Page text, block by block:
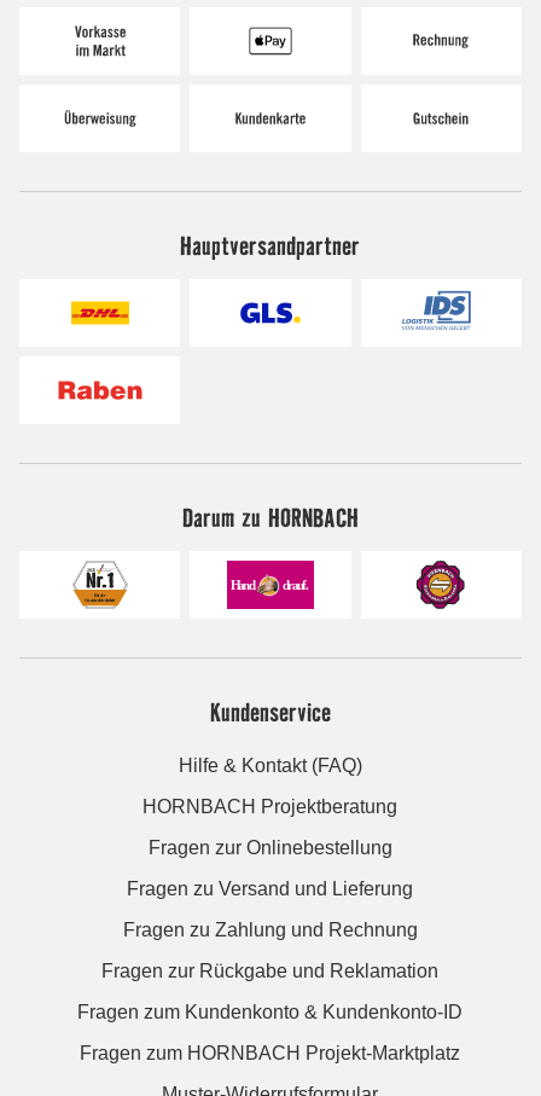
Hauptversandpartner
Darum zu HORNBACH
Kundenservice
Hilfe & Kontakt (FAQ)
HORNBACH Projektberatung
Fragen zur Onlinebestellung
Fragen zu Versand und Lieferung
Fragen zu Zahlung und Rechnung
Fragen zur Rückgabe und Reklamation
Fragen zum Kundenkonto & Kundenkonto-ID
Fragen zum HORNBACH Projekt-Marktplatz